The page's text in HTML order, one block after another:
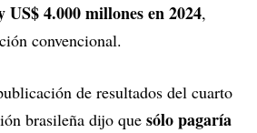
US$ 4.000 millones en 2024,
convencional.
de resultados del cuarto
brasileña dijo que sólo pagaría